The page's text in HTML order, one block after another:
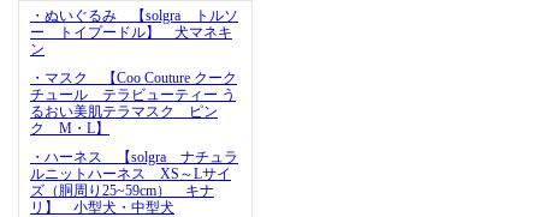
・ぬいぐるみ 【solgra トルソ
ー トイプードル】 犬マネキ
ン
・マスク 【Coo Couture クーク
チュール テラビューティー う
るおい美肌テラマスク ピン
ク M・L】
・ハーネス 【solgra ナチュラ
ルニットハーネス XS～Lサイ
ズ（胴周り25~59cm） キナ
リ】 小型犬・中型犬